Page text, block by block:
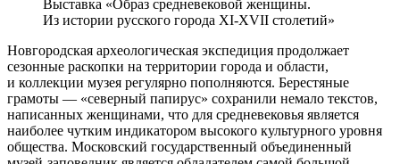
Выставка «Образ средневековой женщины.
Из истории русского города XI-XVII столетий»
Новгородская археологическая экспедиция продолжает
сезонные раскопки на территории города и области,
и коллекции музея регулярно пополняются. Берестяные
грамоты — «северный папирус» сохранили немало текстов,
написанных женщинами, что для средневековья является
наиболее чутким индикатором высокого культурного уровня
общества. Московский государственный объединенный